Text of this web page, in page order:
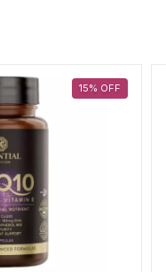
15% OFF